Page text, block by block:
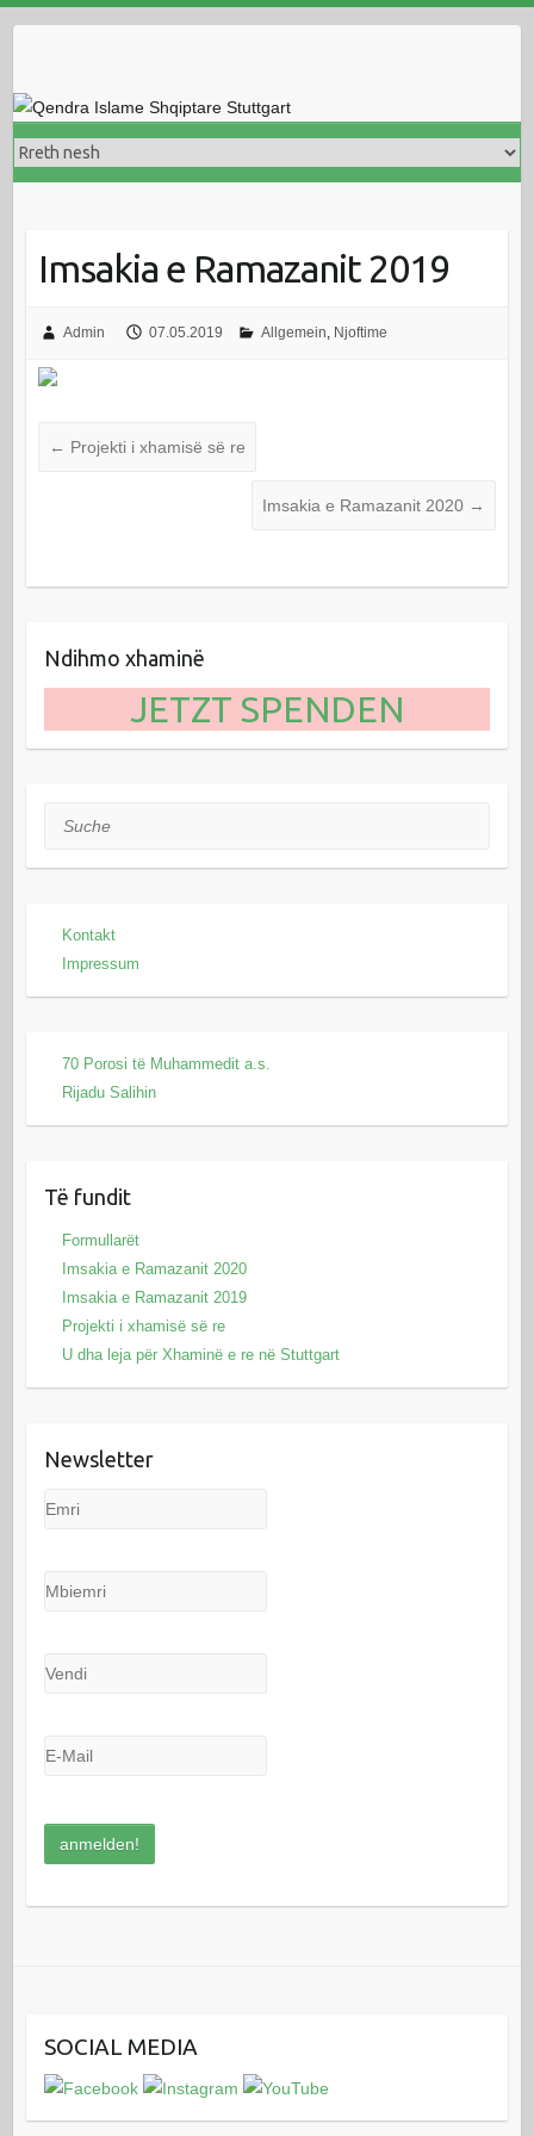
Imsakia e Ramazanit 2019
Admin 07.05.2019 Allgemein, Njoftime
← Projekti i xhamisë së re
Imsakia e Ramazanit 2020 →
Ndihmo xhaminë
JETZT SPENDEN
Suche
Kontakt
Impressum
70 Porosi të Muhammedit a.s.
Rijadu Salihin
Të fundit
Formullarët
Imsakia e Ramazanit 2020
Imsakia e Ramazanit 2019
Projekti i xhamisë së re
U dha leja për Xhaminë e re në Stuttgart
Newsletter
SOCIAL MEDIA